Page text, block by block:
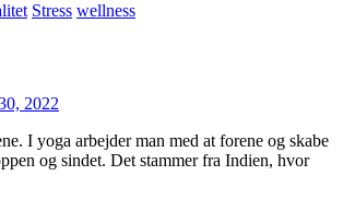
Stress wellness
2022
I yoga arbejder man med at forene og skabe
og sindet. Det stammer fra Indien, hvor